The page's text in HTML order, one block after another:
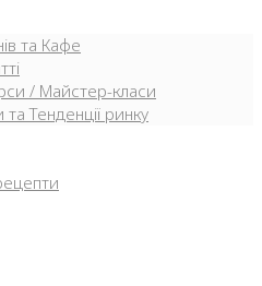
та Кафе
/ Майстер-класи
та Тенденції ринку